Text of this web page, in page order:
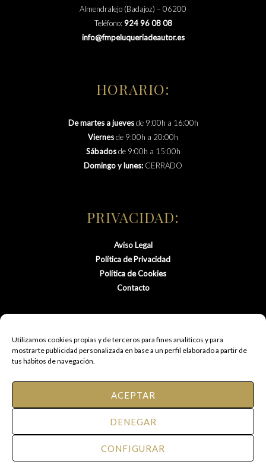
Utilizamos cookies propias y de terceros para fines analíticos y para
mostrarte publicidad personalizada en base a un perfil elaborado a partir de
tus hábitos de navegación.
ACEPTAR
DENEGAR
CONFIGURAR
Almendralejo (Badajoz) – 06200
Teléfono: 924 96 08 08
info@fmpeluqueriadeautor.es
HORARIO:
De martes a juevesde 9:00h a 16:00h
Viernesde 9:00h a 20:00h
Sábadosde 9:00h a 15:00h
Domingo y lunes: CERRADO
PRIVACIDAD:
Aviso Legal
Política de Privacidad
Política de Cookies
Contacto
Todos los derechos reservados.